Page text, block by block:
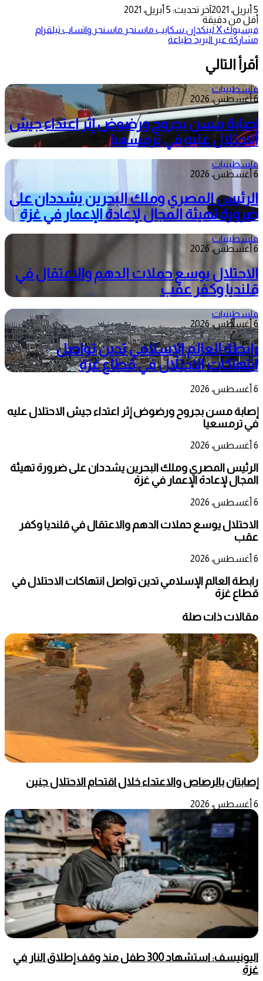
5 أبريل، 2021
آخر تحديث: 5 أبريل، 2021
أقل من دقيقة
فيسبوك‫Xلينكدإن سكايب ماسنجر ماسنجر واتساب تيلقرام
مشاركة عبر البريد طباعة
أقرأ التالي
فلسطينيات
6 أغسطس، 2026
إصابة مسن بجروح ورضوض إثر اعتداء جيش
الاحتلال عليه في ترمسعيا
فلسطينيات
6 أغسطس، 2026
الرئيس المصري وملك البحرين يشددان على
ضرورة تهيئة المجال لإعادة الإعمار في غزة
فلسطينيات
6 أغسطس، 2026
الاحتلال يوسع حملات الدهم والاعتقال في
قلنديا وكفر عقب
فلسطينيات
6 أغسطس، 2026
رابطة العالم الإسلامي تدين تواصل
انتهاكات الاحتلال في قطاع غزة
6 أغسطس، 2026
إصابة مسن بجروح ورضوض إثر اعتداء جيش الاحتلال عليه
في ترمسعيا
6 أغسطس، 2026
الرئيس المصري وملك البحرين يشددان على ضرورة تهيئة
المجال لإعادة الإعمار في غزة
6 أغسطس، 2026
الاحتلال يوسع حملات الدهم والاعتقال في قلنديا وكفر
عقب
6 أغسطس، 2026
رابطة العالم الإسلامي تدين تواصل انتهاكات الاحتلال في
قطاع غزة
مقالات ذات صلة
إصابتان بالرصاص والاعتداء خلال اقتحام الاحتلال جنين
6 أغسطس، 2026
اليونيسف: استشهاد 300 طفل منذ وقف إطلاق النار في
غزة